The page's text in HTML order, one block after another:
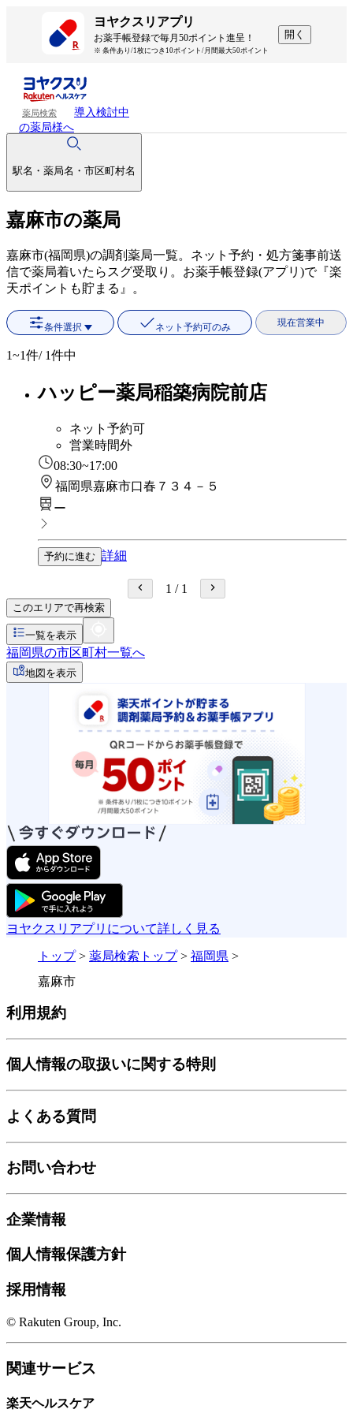
ヨヤクスリアプリ
お薬手帳登録で毎月50ポイント進呈！
※ 条件あり/1枚につき10ポイント/月間最大50ポイント
開く
薬局検索
導入検討中
の薬局様へ
駅名・薬局名・市区町村名
嘉麻市の薬局
嘉麻市(福岡県)の調剤薬局一覧。ネット予約・処方箋事前送
信で薬局着いたらスグ受取り。お薬手帳登録(アプリ)で『楽
天ポイントも貯まる』。
条件選択 ネット予約可のみ 現在営業中
1~1件/ 1件中
ハッピー薬局稲築病院前店
ネット予約可
営業時間外
08:30~17:00
福岡県嘉麻市口春７３４－５
ー
予約に進む 詳細
1 / 1
このエリアで再検索
一覧を表示
福岡県の市区町村一覧へ
地図を表示
ヨヤクスリアプリについて詳しく見る
トップ> 薬局検索トップ> 福岡県 >
嘉麻市
利用規約
個人情報の取扱いに関する特則
よくある質問
お問い合わせ
企業情報
個人情報保護方針
採用情報
© Rakuten Group, Inc.
関連サービス
楽天ヘルスケア